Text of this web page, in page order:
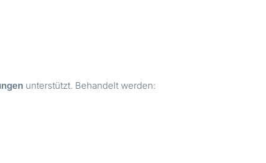
unterstützt. Behandelt werden: